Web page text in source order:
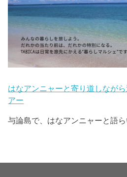
はなアンニャーと寄り道しなが
アー
与論島で、はなアンニャーと語